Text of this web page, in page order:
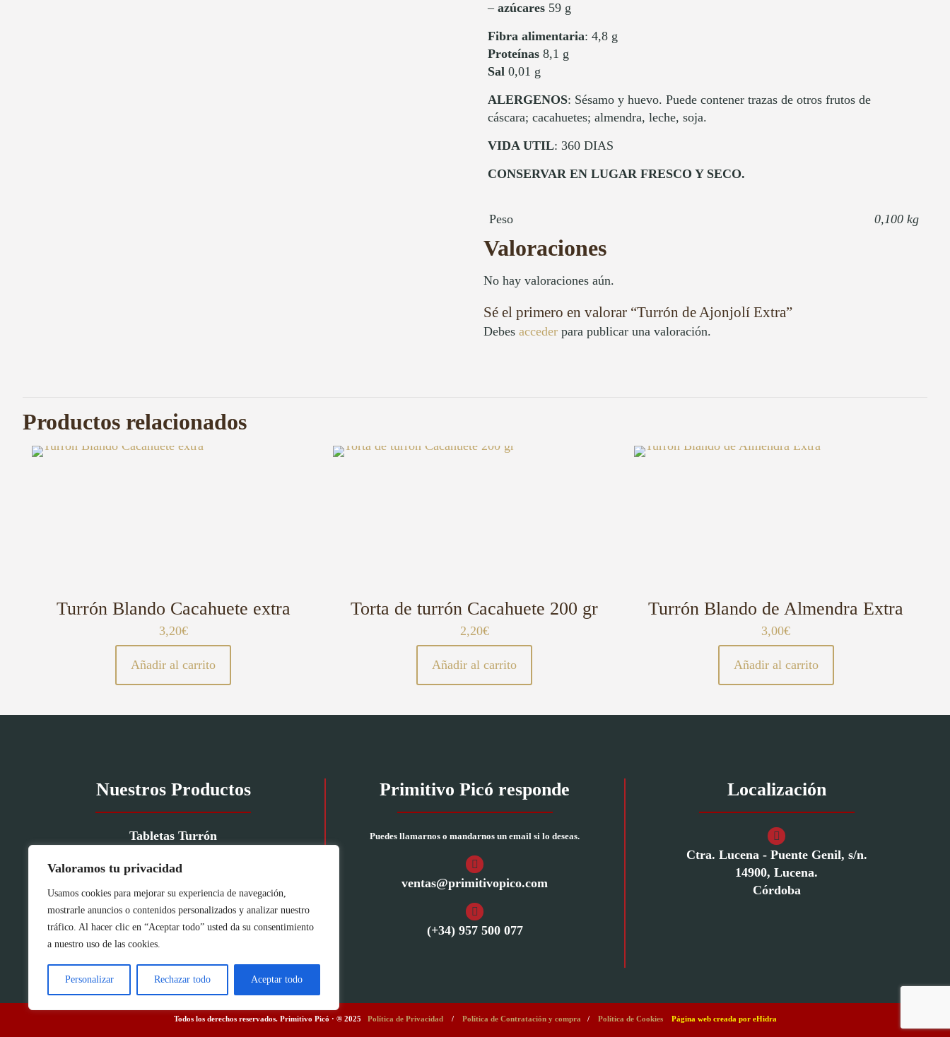
Valoramos tu privacidad
Usamos cookies para mejorar su experiencia de navegación,
mostrarle anuncios o contenidos personalizados y analizar nuestro
tráfico. Al hacer clic en “Aceptar todo” usted da su consentimiento
a nuestro uso de las cookies.
Personalizar Rechazar todo Aceptar todo
–azúcares 59 g
Fibra alimentaria: 4,8 g
Proteínas 8,1 g
Sal 0,01 g
ALERGENOS: Sésamo y huevo. Puede contener trazas de otros frutos de
cáscara; cacahuetes; almendra, leche, soja.
VIDA UTIL: 360 DIAS
CONSERVAR EN LUGAR FRESCO Y SECO.
Peso 0,100 kg
Valoraciones
No hay valoraciones aún.
Sé el primero en valorar “Turrón de Ajonjolí Extra”
Debes acceder para publicar una valoración.
Productos relacionados
Turrón Blando Cacahuete extra
3,20€
Añadir al carrito
Torta de turrón Cacahuete 200 gr
2,20€
Añadir al carrito
Turrón Blando de Almendra Extra
3,00€
Añadir al carrito
Nuestros Productos
Tabletas Turrón
Fruta Glaseada
Confitería
Primitivo Picó responde
Puedes llamarnos o mandarnos un email si lo deseas.
ventas@primitivopico.com
(+34) 957 500 077
Localización
Ctra. Lucena - Puente Genil, s/n.
14900, Lucena.
Córdoba
Todos los derechos reservados. Primitivo Picó · ® 2025 Política de Privacidad/ Política de Contratación y compra / Política de Cookies Página web creada por eHidra